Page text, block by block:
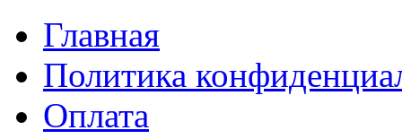
Главная
Политика
Оплата